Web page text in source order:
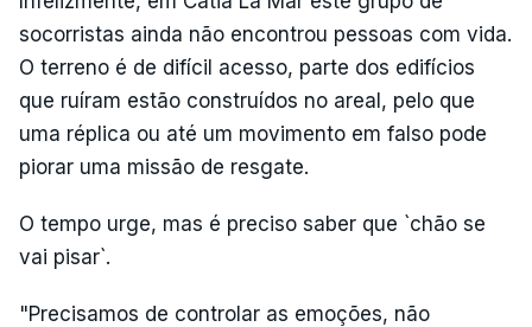
socorristas ainda não encontrou pessoas com vida.
O terreno é de difícil acesso, parte dos edifícios
que ruíram estão construídos no areal, pelo que
uma réplica ou até um movimento em falso pode
piorar uma missão de resgate.
O tempo urge, mas é preciso saber que `chão se
vai pisar`.
"Precisamos de controlar as emoções, não